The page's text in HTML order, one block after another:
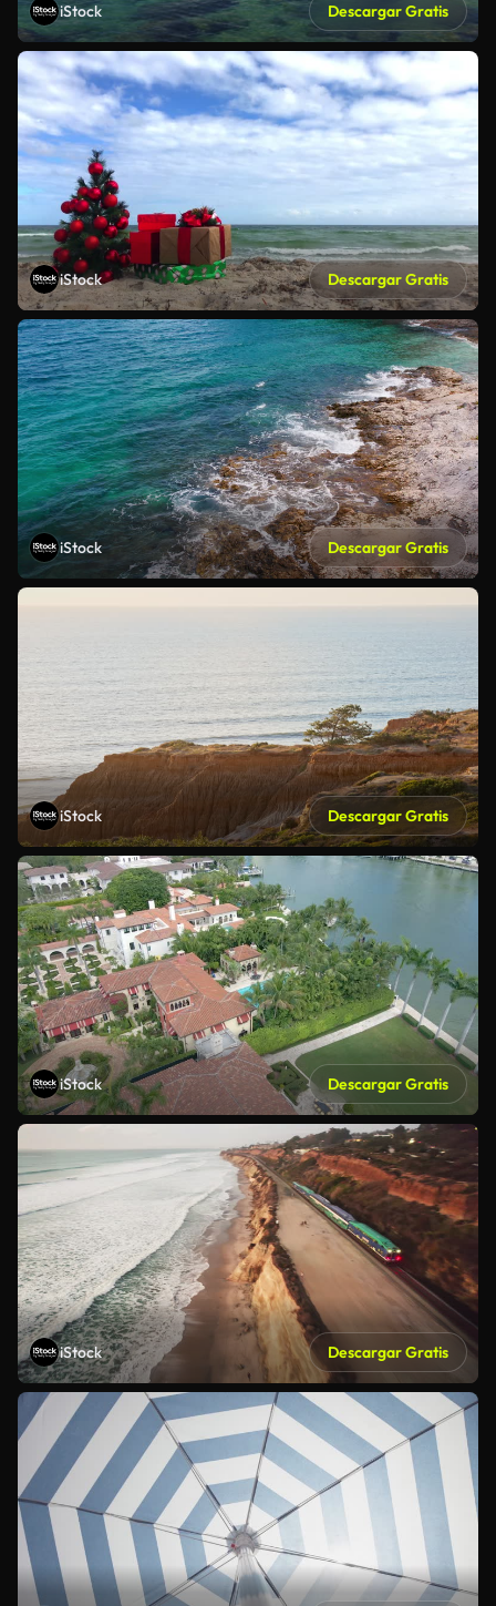
iStock Descargar Gratis
iStock Descargar Gratis
iStock Descargar Gratis
iStock Descargar Gratis
iStock Descargar Gratis
iStock Descargar Gratis